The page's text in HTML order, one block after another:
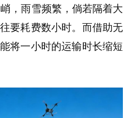
，雨雪频繁，倘若隔着大
要耗费数小时。而借助无
将一小时的运输时长缩短